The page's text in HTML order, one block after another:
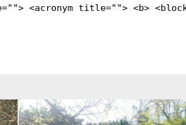
<acronym title=""> <b>